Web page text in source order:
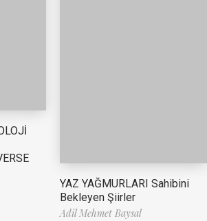
YAZ YAĞMURLARI Sahibini
Bekleyen Şiirler
Adil Mehmet Baysal